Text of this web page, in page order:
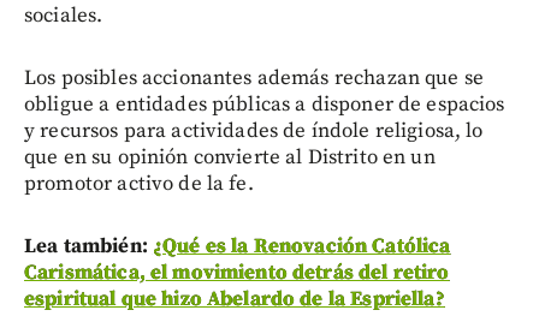
sociales.
Los posibles accionantes además rechazan que se
obligue a entidades públicas a disponer de espacios
y recursos para actividades de índole religiosa, lo
que en su opinión convierte al Distrito en un
promotor activo de la fe.
Lea también: ¿Qué es la Renovación Católica
Carismática, el movimiento detrás del retiro
espiritual que hizo Abelardo de la Espriella?